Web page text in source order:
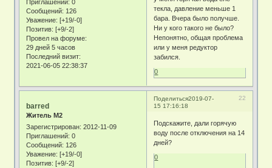
Приглашений: 0
Сообщений: 126
Уважение: [+19/-0]
Позитив: [+9/-2]
Провел на форуме:
29 дней 5 часов
Последний визит:
2021-06-05 22:38:37
текла, давление меньше 1
бара. Вчера было получше.
Ни у кого такого не было?
Непонятно, общая проблема
или у меня редуктор
забился.
0
Поделиться 22
2019-07-
15 17:16:18
barred
Житель М2
Зарегистрирован: 2012-11-09
Приглашений: 0
Сообщений: 126
Уважение: [+19/-0]
Позитив: [+9/-2]
Подскажите, дали горячую
воду после отключения на 14
дней?
0